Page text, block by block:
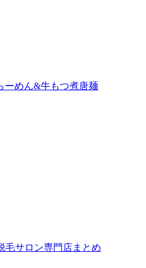
ーめん&牛もつ煮唐麺
毛サロン専門店まとめ